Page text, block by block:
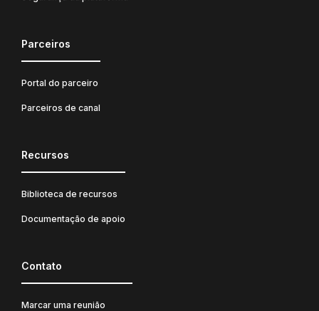
Parceiros
Portal do parceiro
Parceiros de canal
Recursos
Biblioteca de recursos
Documentação de apoio
Contato
Marcar uma reunião